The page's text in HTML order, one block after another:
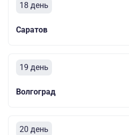
18 день
Саратов
19 день
Волгоград
20 день